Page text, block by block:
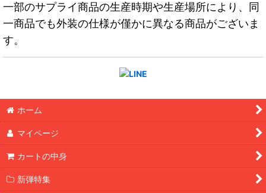
一部のサプライ商品の生産時期や生産場所により、同
一商品でも外装の仕様が僅かに異なる商品がございま
す。
ホーム
マイページ
カートの中身
新弾特集